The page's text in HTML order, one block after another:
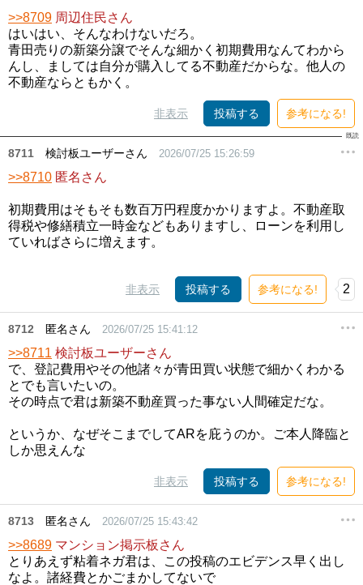
>>8709 周辺住民さん
はいはい、そんなわけないだろ。
青田売りの新築分譲でそんな細かく初期費用なんてわから
んし、ましては自分が購入してる不動産だからな。他人の
不動産ならともかく。
非表示 投稿する 参考になる!
8711 検討板ユーザーさん 2026/07/25 15:26:59
>>8710 匿名さん
初期費用はそもそも数百万円程度かかりますよ。不動産取
得税や修繕積立一時金などもありますし、ローンを利用し
ていればさらに増えます。
非表示 投稿する 参考になる! 2
8712 匿名さん 2026/07/25 15:41:12
>>8711 検討板ユーザーさん
で、登記費用やその他諸々が青田買い状態で細かくわかる
とでも言いたいの。
その時点で君は新築不動産買った事ない人間確定だな。
というか、なぜそこまでしてARを庇うのか。ご本人降臨と
しか思えんな
非表示 投稿する 参考になる!
8713 匿名さん 2026/07/25 15:43:42
>>8689 マンション掲示板さん
とりあえず粘着ネガ君は、この投稿のエビデンス早く出し
なよ。諸経費とかごまかしてないで